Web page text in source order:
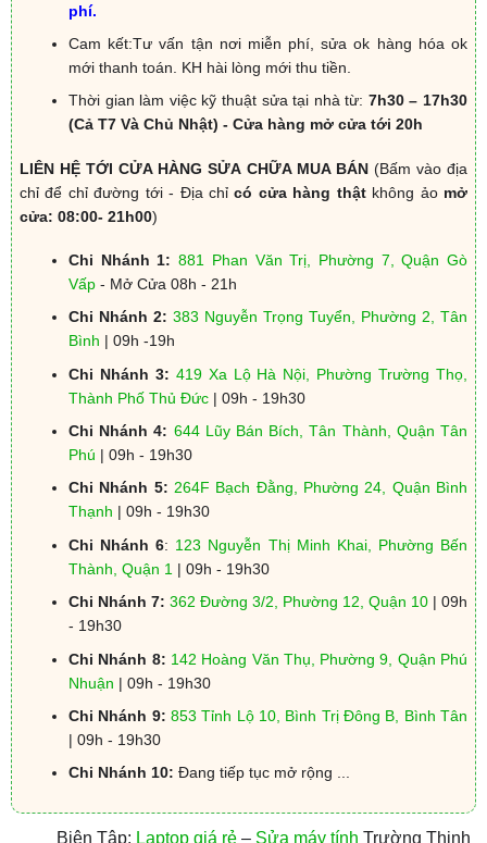
phí.
Cam kết:Tư vấn tận nơi miễn phí, sửa ok hàng hóa ok
mới thanh toán. KH hài lòng mới thu tiền.
Thời gian làm việc kỹ thuật sửa tại nhà từ: 7h30 – 17h30
(Cả T7 Và Chủ Nhật) - Cửa hàng mở cửa tới 20h
LIÊN HỆ TỚI CỬA HÀNG SỬA CHỮA MUA BÁN(Bấm vào địa
chỉ để chỉ đường tới - Địa chỉcó cửa hàng thậtkhông ảo mở
cửa: 08:00- 21h00)
Chi Nhánh 1: 881 Phan Văn Trị, Phường 7, Quận Gò
Vấp - Mở Cửa 08h - 21h
Chi Nhánh 2: 383 Nguyễn Trọng Tuyển, Phường 2, Tân
Bình | 09h -19h
Chi Nhánh 3: 419 Xa Lộ Hà Nội, Phường Trường Thọ,
Thành Phố Thủ Đức | 09h - 19h30
Chi Nhánh 4: 644 Lũy Bán Bích, Tân Thành, Quận Tân
Phú | 09h - 19h30
Chi Nhánh 5: 264F Bạch Đằng, Phường 24, Quận Bình
Thạnh | 09h - 19h30
Chi Nhánh 6: 123 Nguyễn Thị Minh Khai, Phường Bến
Thành, Quận 1 | 09h - 19h30
Chi Nhánh 7: 362 Đường 3/2, Phường 12, Quận 10 | 09h
- 19h30
Chi Nhánh 8: 142 Hoàng Văn Thụ, Phường 9, Quận Phú
Nhuận | 09h - 19h30
Chi Nhánh 9: 853 Tỉnh Lộ 10, Bình Trị Đông B, Bình Tân
| 09h - 19h30
Chi Nhánh 10: Đang tiếp tục mở rộng ...
Biên Tập: Laptop giá rẻ – Sửa máy tính Trường Thịnh